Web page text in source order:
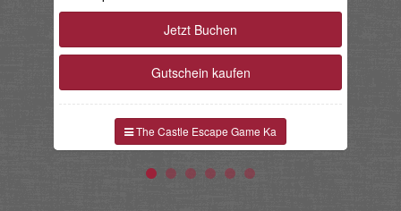
Jetzt Buchen
Gutschein kaufen
The Castle Escape Game Ka